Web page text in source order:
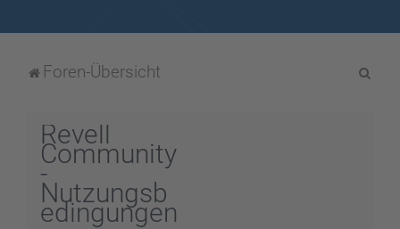
Foren-Übersicht
Revell
Community
-
Nutzungsb
edingungen